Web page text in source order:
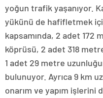
yoğun trafik yaşanıyor.
yükünü de hafifletmek
kapsamında, 2 adet
köprüsü, 2 adet 318
1 adet 29 metre
bulunuyor. Ayrıca 9 km
onarım ve yapım işlerini